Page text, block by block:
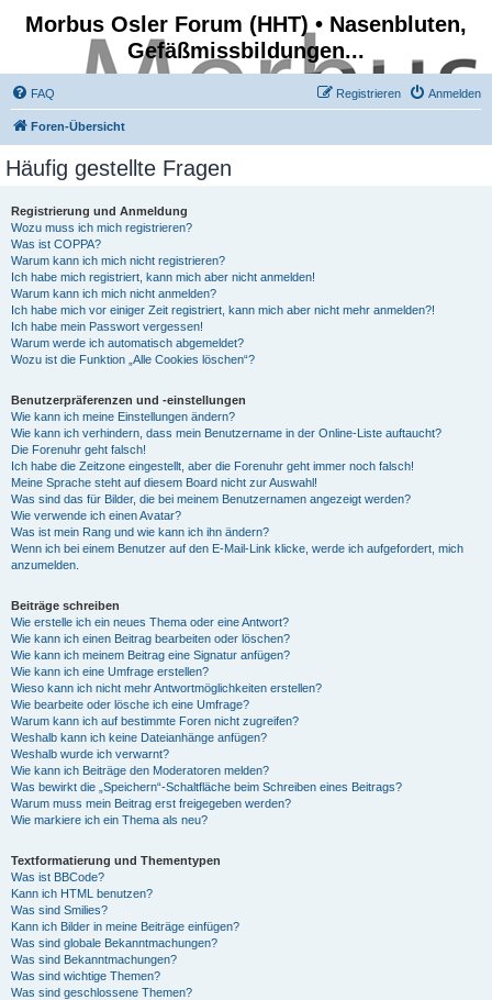
Morbus Osler Forum (HHT) • Nasenbluten,
Gefäßmissbildungen...
FAQ Anmelden
Registrieren
Foren-Übersicht
Häufig gestellte Fragen
Registrierung und Anmeldung
Wozu muss ich mich registrieren?
Was ist COPPA?
Warum kann ich mich nicht registrieren?
Ich habe mich registriert, kann mich aber nicht anmelden!
Warum kann ich mich nicht anmelden?
Ich habe mich vor einiger Zeit registriert, kann mich aber nicht mehr anmelden?!
Ich habe mein Passwort vergessen!
Warum werde ich automatisch abgemeldet?
Wozu ist die Funktion „Alle Cookies löschen“?
Benutzerpräferenzen und -einstellungen
Wie kann ich meine Einstellungen ändern?
Wie kann ich verhindern, dass mein Benutzername in der Online-Liste auftaucht?
Die Forenuhr geht falsch!
Ich habe die Zeitzone eingestellt, aber die Forenuhr geht immer noch falsch!
Meine Sprache steht auf diesem Board nicht zur Auswahl!
Was sind das für Bilder, die bei meinem Benutzernamen angezeigt werden?
Wie verwende ich einen Avatar?
Was ist mein Rang und wie kann ich ihn ändern?
Wenn ich bei einem Benutzer auf den E-Mail-Link klicke, werde ich aufgefordert, mich
anzumelden.
Beiträge schreiben
Wie erstelle ich ein neues Thema oder eine Antwort?
Wie kann ich einen Beitrag bearbeiten oder löschen?
Wie kann ich meinem Beitrag eine Signatur anfügen?
Wie kann ich eine Umfrage erstellen?
Wieso kann ich nicht mehr Antwortmöglichkeiten erstellen?
Wie bearbeite oder lösche ich eine Umfrage?
Warum kann ich auf bestimmte Foren nicht zugreifen?
Weshalb kann ich keine Dateianhänge anfügen?
Weshalb wurde ich verwarnt?
Wie kann ich Beiträge den Moderatoren melden?
Was bewirkt die „Speichern“-Schaltfläche beim Schreiben eines Beitrags?
Warum muss mein Beitrag erst freigegeben werden?
Wie markiere ich ein Thema als neu?
Textformatierung und Thementypen
Was ist BBCode?
Kann ich HTML benutzen?
Was sind Smilies?
Kann ich Bilder in meine Beiträge einfügen?
Was sind globale Bekanntmachungen?
Was sind Bekanntmachungen?
Was sind wichtige Themen?
Was sind geschlossene Themen?